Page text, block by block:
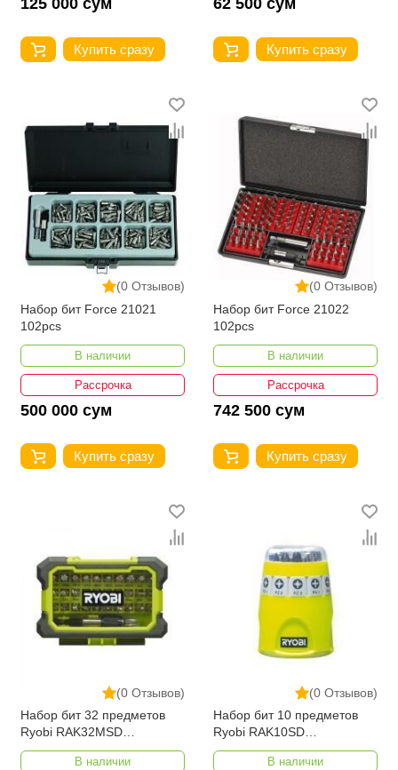
125 000 сум
Купить сразу
62 500 сум
Купить сразу
(0 Отзывов)
Набор бит Force 21021
102pcs
В наличии
Рассрочка
500 000 сум
Купить сразу
(0 Отзывов)
Набор бит Force 21022
102pcs
В наличии
Рассрочка
742 500 сум
Купить сразу
(0 Отзывов)
Набор бит 32 предметов
Ryobi RAK32MSD
5132002798
В наличии
(0 Отзывов)
Набор бит 10 предметов
Ryobi RAK10SD
5132002549
В наличии